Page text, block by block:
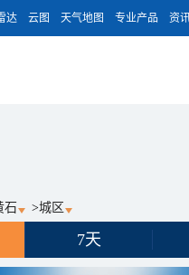
达 云图 天气地图 专业产品 资
石 >城区
7天